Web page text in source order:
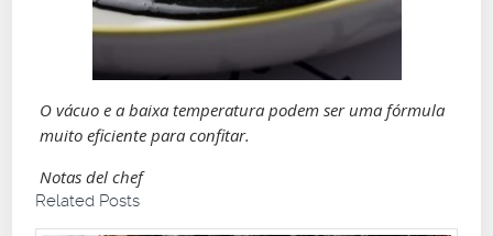
O vácuo e a baixa temperatura podem ser uma fórmula
muito eficiente para confitar.
Notas del chef
Related Posts